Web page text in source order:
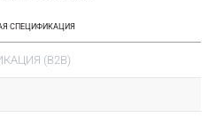
СПЕЦИФИКАЦИЯ
(B2B)